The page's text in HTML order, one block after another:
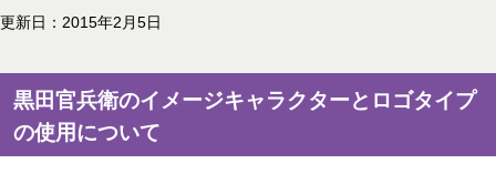
更新日：2015年2月5日
黒田官兵衛のイメージキャラクターとロゴタイプ
の使用について